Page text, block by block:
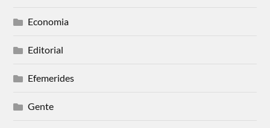
Economia
Editorial
Efemerides
Gente